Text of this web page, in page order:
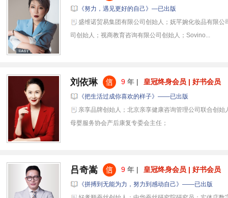
《努力，遇见更好的自己》—已出版
盛维诺贸易集团有限公司创始人；妩芊婉化妆品有限
司创始人；视商教育咨询有限公司创始人；Sovino...
刘依琳 9年 | 皇冠终身会员 | 好书会员
《把生活过成你喜欢的样子》——已出版
亲享品牌创始人；北京亲享健康咨询管理公司联合创
母婴服务协会产后康复专委会主任；
吕奇嵩 9年 | 皇冠终身会员 | 好书会员
《拼搏到无能为力，努力到感动自己》——已出版